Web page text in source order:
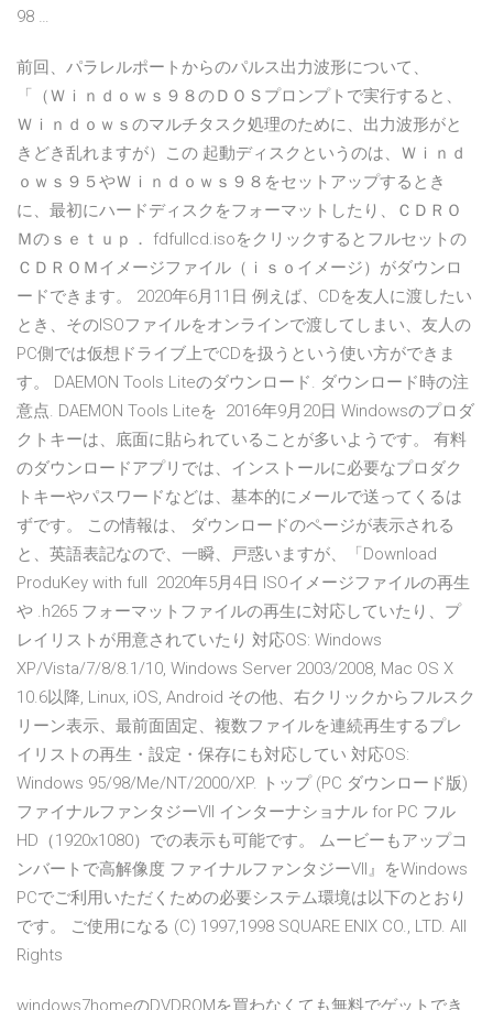
98 …
前回、パラレルポートからのパルス出力波形について、
「（Ｗｉｎｄｏｗｓ９８のＤＯＳプロンプトで実行すると、
Ｗｉｎｄｏｗｓのマルチタスク処理のために、出力波形がと
きどき乱れますが）この 起動ディスクというのは、Ｗｉｎｄ
ｏｗｓ９５やＷｉｎｄｏｗｓ９８をセットアップするとき
に、最初にハードディスクをフォーマットしたり、ＣＤＲＯ
Ｍのｓｅｔｕｐ． fdfullcd.isoをクリックするとフルセットの
ＣＤＲＯＭイメージファイル（ｉｓｏイメージ）がダウンロ
ードできます。 2020年6月11日 例えば、CDを友人に渡したい
とき、そのISOファイルをオンラインで渡してしまい、友人の
PC側では仮想ドライブ上でCDを扱うという使い方ができま
す。 DAEMON Tools Liteのダウンロード. ダウンロード時の注
意点. DAEMON Tools Liteを 2016年9月20日 Windowsのプロダ
クトキーは、底面に貼られていることが多いようです。 有料
のダウンロードアプリでは、インストールに必要なプロダク
トキーやパスワードなどは、基本的にメールで送ってくるは
ずです。 この情報は、 ダウンロードのページが表示される
と、英語表記なので、一瞬、戸惑いますが、「Download
ProduKey with full 2020年5月4日 ISOイメージファイルの再生
や .h265 フォーマットファイルの再生に対応していたり、プ
レイリストが用意されていたり 対応OS: Windows
XP/Vista/7/8/8.1/10, Windows Server 2003/2008, Mac OS X
10.6以降, Linux, iOS, Android その他、右クリックからフルスク
リーン表示、最前面固定、複数ファイルを連続再生するプレ
イリストの再生・設定・保存にも対応してい 対応OS:
Windows 95/98/Me/NT/2000/XP. トップ (PC ダウンロード版)
ファイナルファンタジーVII インターナショナル for PC フル
HD（1920x1080）での表示も可能です。 ムービーもアップコ
ンバートで高解像度 ファイナルファンタジーVII』をWindows
PCでご利用いただくための必要システム環境は以下のとおり
です。 ご使用になる (C) 1997,1998 SQUARE ENIX CO., LTD. All
Rights